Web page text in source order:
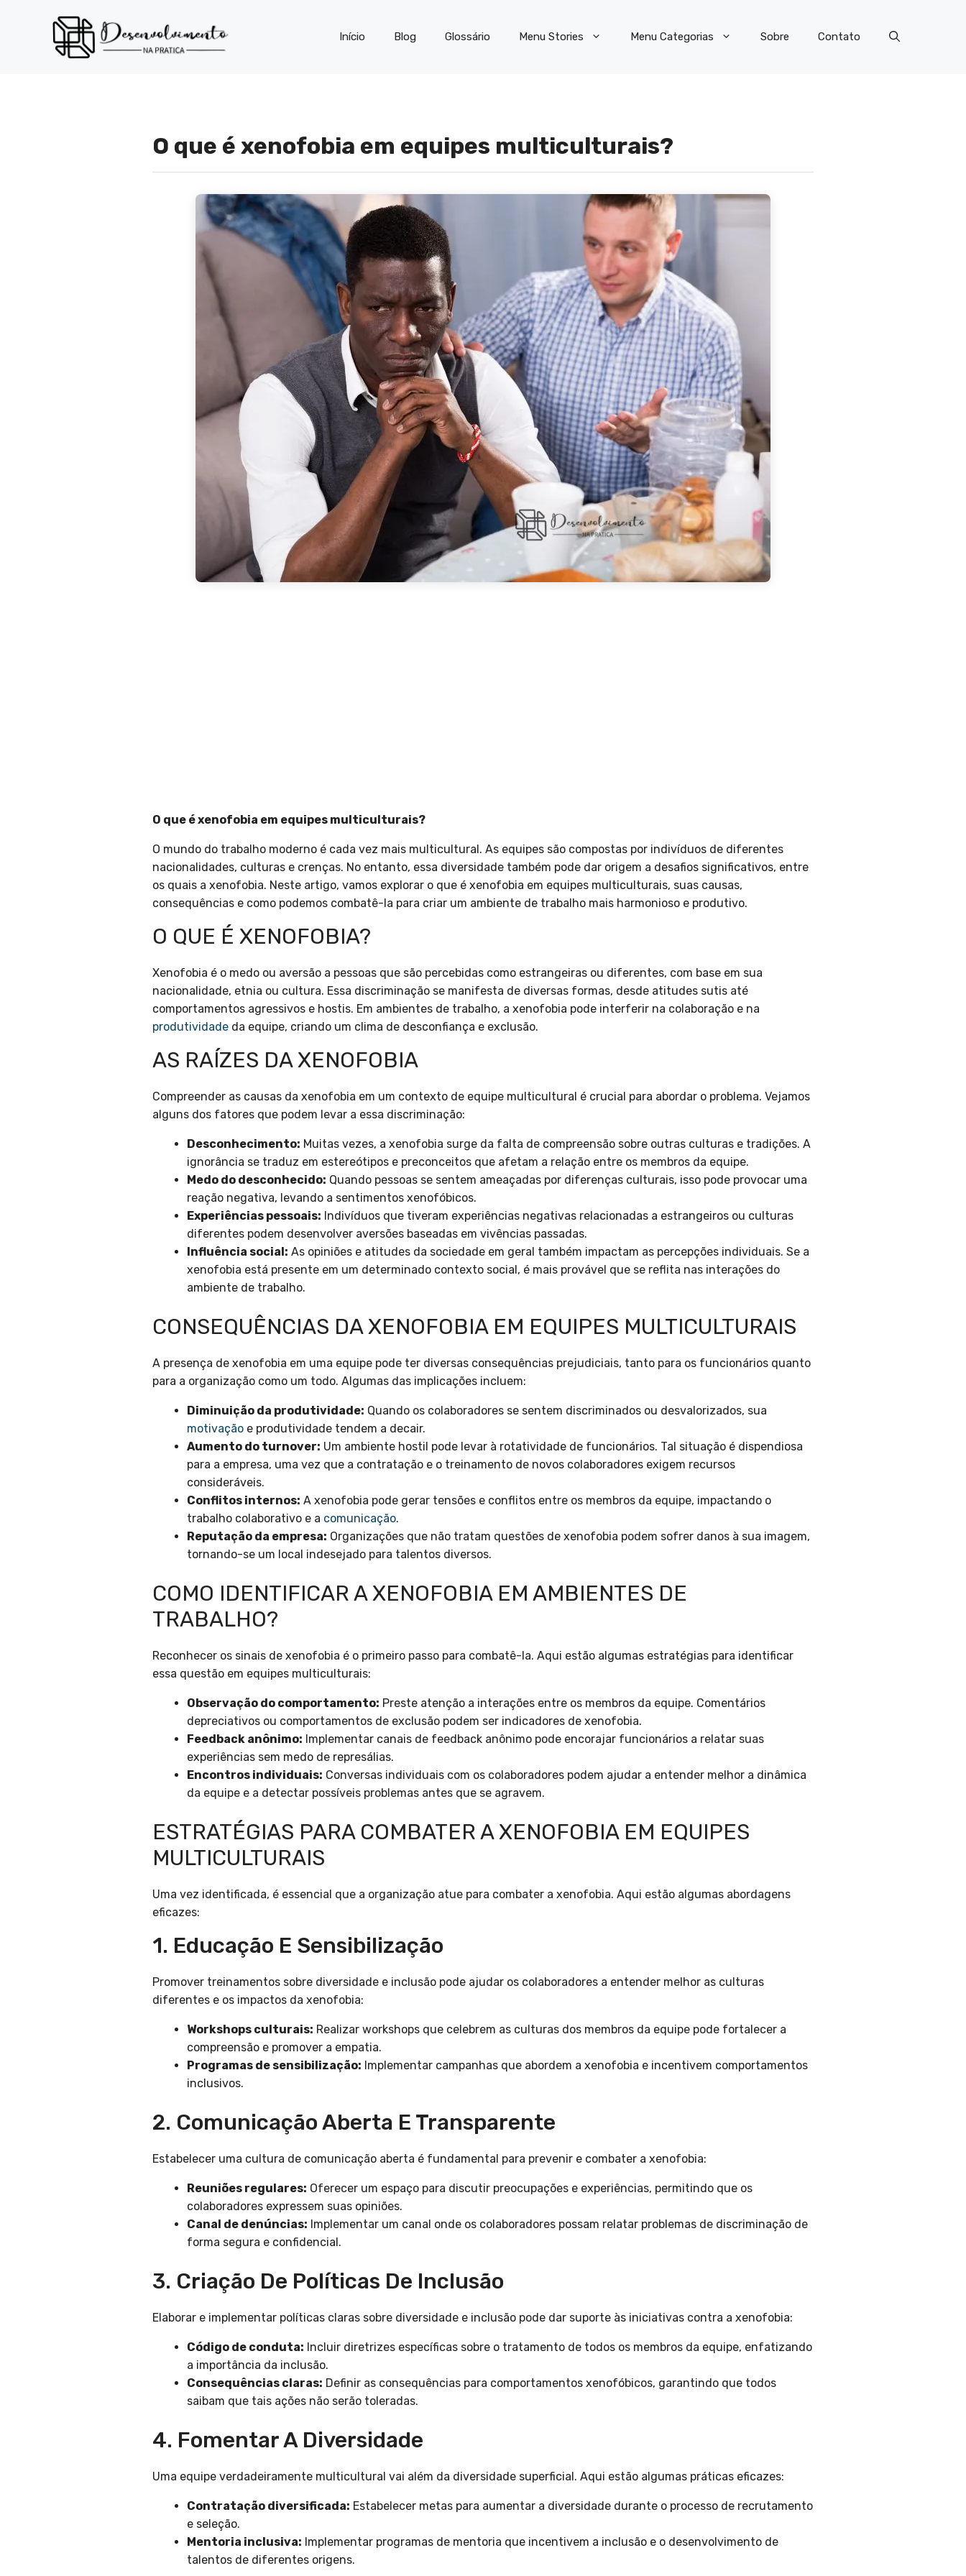
Início Blog Glossário Menu Stories Menu Categorias Sobre Contato
O que é xenofobia em equipes multiculturais?
O que é xenofobia em equipes multiculturais?
O mundo do trabalho moderno é cada vez mais multicultural. As equipes são compostas por indivíduos de diferentes
nacionalidades, culturas e crenças. No entanto, essa diversidade também pode dar origem a desafios significativos, entre
os quais a xenofobia. Neste artigo, vamos explorar o que é xenofobia em equipes multiculturais, suas causas,
consequências e como podemos combatê-la para criar um ambiente de trabalho mais harmonioso e produtivo.
O QUE É XENOFOBIA?
Xenofobia é o medo ou aversão a pessoas que são percebidas como estrangeiras ou diferentes, com base em sua
nacionalidade, etnia ou cultura. Essa discriminação se manifesta de diversas formas, desde atitudes sutis até
comportamentos agressivos e hostis. Em ambientes de trabalho, a xenofobia pode interferir na colaboração e na
produtividade da equipe, criando um clima de desconfiança e exclusão.
AS RAÍZES DA XENOFOBIA
Compreender as causas da xenofobia em um contexto de equipe multicultural é crucial para abordar o problema. Vejamos
alguns dos fatores que podem levar a essa discriminação:
Desconhecimento: Muitas vezes, a xenofobia surge da falta de compreensão sobre outras culturas e tradições. A
ignorância se traduz em estereótipos e preconceitos que afetam a relação entre os membros da equipe.
Medo do desconhecido: Quando pessoas se sentem ameaçadas por diferenças culturais, isso pode provocar uma
reação negativa, levando a sentimentos xenofóbicos.
Experiências pessoais: Indivíduos que tiveram experiências negativas relacionadas a estrangeiros ou culturas
diferentes podem desenvolver aversões baseadas em vivências passadas.
Influência social: As opiniões e atitudes da sociedade em geral também impactam as percepções individuais. Se a
xenofobia está presente em um determinado contexto social, é mais provável que se reflita nas interações do
ambiente de trabalho.
CONSEQUÊNCIAS DA XENOFOBIA EM EQUIPES MULTICULTURAIS
A presença de xenofobia em uma equipe pode ter diversas consequências prejudiciais, tanto para os funcionários quanto
para a organização como um todo. Algumas das implicações incluem:
Diminuição da produtividade: Quando os colaboradores se sentem discriminados ou desvalorizados, sua
motivação e produtividade tendem a decair.
Aumento do turnover: Um ambiente hostil pode levar à rotatividade de funcionários. Tal situação é dispendiosa
para a empresa, uma vez que a contratação e o treinamento de novos colaboradores exigem recursos
consideráveis.
Conflitos internos: A xenofobia pode gerar tensões e conflitos entre os membros da equipe, impactando o
trabalho colaborativo e a comunicação.
Reputação da empresa: Organizações que não tratam questões de xenofobia podem sofrer danos à sua imagem,
tornando-se um local indesejado para talentos diversos.
COMO IDENTIFICAR A XENOFOBIA EM AMBIENTES DE
TRABALHO?
Reconhecer os sinais de xenofobia é o primeiro passo para combatê-la. Aqui estão algumas estratégias para identificar
essa questão em equipes multiculturais:
Observação do comportamento: Preste atenção a interações entre os membros da equipe. Comentários
depreciativos ou comportamentos de exclusão podem ser indicadores de xenofobia.
Feedback anônimo: Implementar canais de feedback anônimo pode encorajar funcionários a relatar suas
experiências sem medo de represálias.
Encontros individuais: Conversas individuais com os colaboradores podem ajudar a entender melhor a dinâmica
da equipe e a detectar possíveis problemas antes que se agravem.
ESTRATÉGIAS PARA COMBATER A XENOFOBIA EM EQUIPES
MULTICULTURAIS
Uma vez identificada, é essencial que a organização atue para combater a xenofobia. Aqui estão algumas abordagens
eficazes:
1. Educação E Sensibilização
Promover treinamentos sobre diversidade e inclusão pode ajudar os colaboradores a entender melhor as culturas
diferentes e os impactos da xenofobia:
Workshops culturais: Realizar workshops que celebrem as culturas dos membros da equipe pode fortalecer a
compreensão e promover a empatia.
Programas de sensibilização: Implementar campanhas que abordem a xenofobia e incentivem comportamentos
inclusivos.
2. Comunicação Aberta E Transparente
Estabelecer uma cultura de comunicação aberta é fundamental para prevenir e combater a xenofobia:
Reuniões regulares: Oferecer um espaço para discutir preocupações e experiências, permitindo que os
colaboradores expressem suas opiniões.
Canal de denúncias: Implementar um canal onde os colaboradores possam relatar problemas de discriminação de
forma segura e confidencial.
3. Criação De Políticas De Inclusão
Elaborar e implementar políticas claras sobre diversidade e inclusão pode dar suporte às iniciativas contra a xenofobia:
Código de conduta: Incluir diretrizes específicas sobre o tratamento de todos os membros da equipe, enfatizando
a importância da inclusão.
Consequências claras: Definir as consequências para comportamentos xenofóbicos, garantindo que todos
saibam que tais ações não serão toleradas.
4. Fomentar A Diversidade
Uma equipe verdadeiramente multicultural vai além da diversidade superficial. Aqui estão algumas práticas eficazes:
Contratação diversificada: Estabelecer metas para aumentar a diversidade durante o processo de recrutamento
e seleção.
Mentoria inclusiva: Implementar programas de mentoria que incentivem a inclusão e o desenvolvimento de
talentos de diferentes origens.